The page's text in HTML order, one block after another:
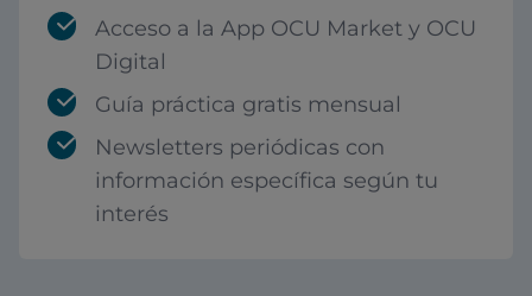
Acceso a la App OCU Market y OCU
Digital
Guía práctica gratis mensual
Newsletters periódicas con
información específica según tu
interés